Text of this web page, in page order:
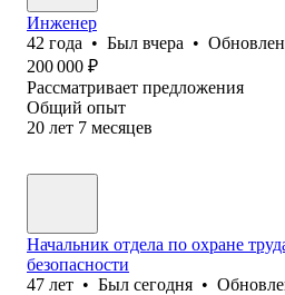
Инженер
42 года • Был вчера •
200 000 ₽
Рассматривает предложения
Общий опыт
20 лет 7 месяцев
Начальник отдела по охране
безопасности
47 лет • Был сегодня •